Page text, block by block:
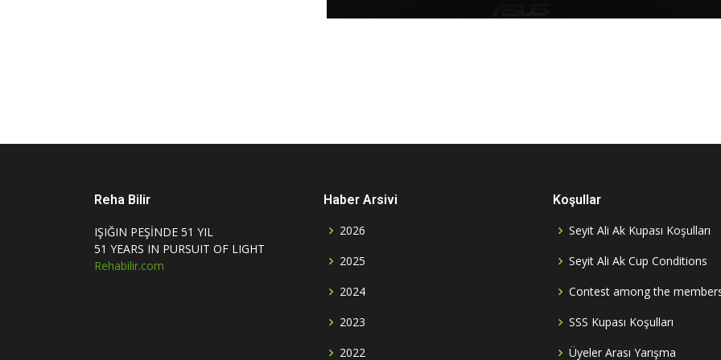
Reha Bilir
IŞIĞIN PEŞİNDE 51 YIL
51 YEARS IN PURSUIT OF LIGHT
Rehabilir.com
Haber Arsivi
2026
2025
2024
2023
2022
Koşullar
Seyit Ali Ak Kupası Koşulları
Seyit Ali Ak Cup Conditions
Contest among the
SSS Kupası Koşulları
Üyeler Arası Yarışma